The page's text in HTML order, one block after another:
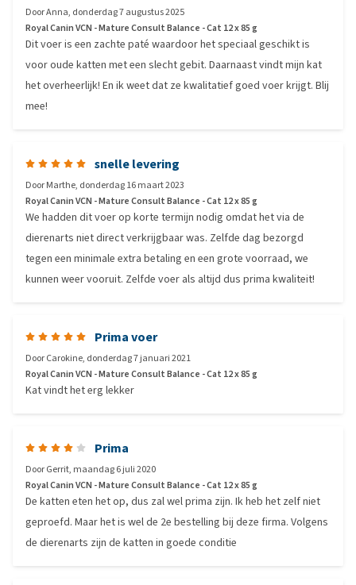
DoorAnna, donderdag 7 augustus 2025
Royal Canin VCN - Mature Consult Balance - Cat 12 x 85 g
Dit voer is een zachte paté waardoor het speciaal geschikt is
voor oude katten met een slecht gebit. Daarnaast vindt mijn kat
het overheerlijk! En ik weet dat ze kwalitatief goed voer krijgt. Blij
mee!
snelle levering
DoorMarthe, donderdag 16 maart 2023
Royal Canin VCN - Mature Consult Balance - Cat 12 x 85 g
We hadden dit voer op korte termijn nodig omdat het via de
dierenarts niet direct verkrijgbaar was. Zelfde dag bezorgd
tegen een minimale extra betaling en een grote voorraad, we
kunnen weer vooruit. Zelfde voer als altijd dus prima kwaliteit!
Prima voer
DoorCarokine, donderdag 7 januari 2021
Royal Canin VCN - Mature Consult Balance - Cat 12 x 85 g
Kat vindt het erg lekker
Prima
DoorGerrit, maandag 6 juli 2020
Royal Canin VCN - Mature Consult Balance - Cat 12 x 85 g
De katten eten het op, dus zal wel prima zijn. Ik heb het zelf niet
geproefd. Maar het is wel de 2e bestelling bij deze firma. Volgens
de dierenarts zijn de katten in goede conditie